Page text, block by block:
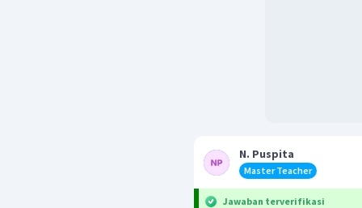
N. Puspita
Master Teacher
Jawaban terverifikasi